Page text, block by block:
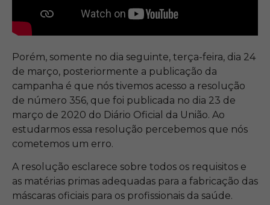
Porém, somente no dia seguinte, terça-feira, dia 24
de março, posteriormente a publicação da
campanha é que nós tivemos acesso a resolução
de número 356, que foi publicada no dia 23 de
março de 2020 do Diário Oficial da União. Ao
estudarmos essa resolução percebemos que nós
cometemos um erro.
A resolução esclarece sobre todos os requisitos e
as matérias primas adequadas para a fabricação das
máscaras oficiais para os profissionais da saúde.